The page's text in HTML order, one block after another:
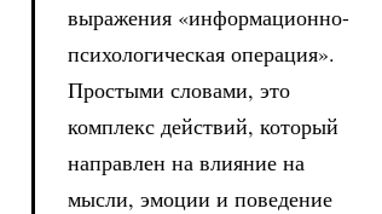
выражения «информационно-
психологическая операция».
Простыми словами, это
комплекс действий, который
направлен на влияние на
мысли, эмоции и поведение